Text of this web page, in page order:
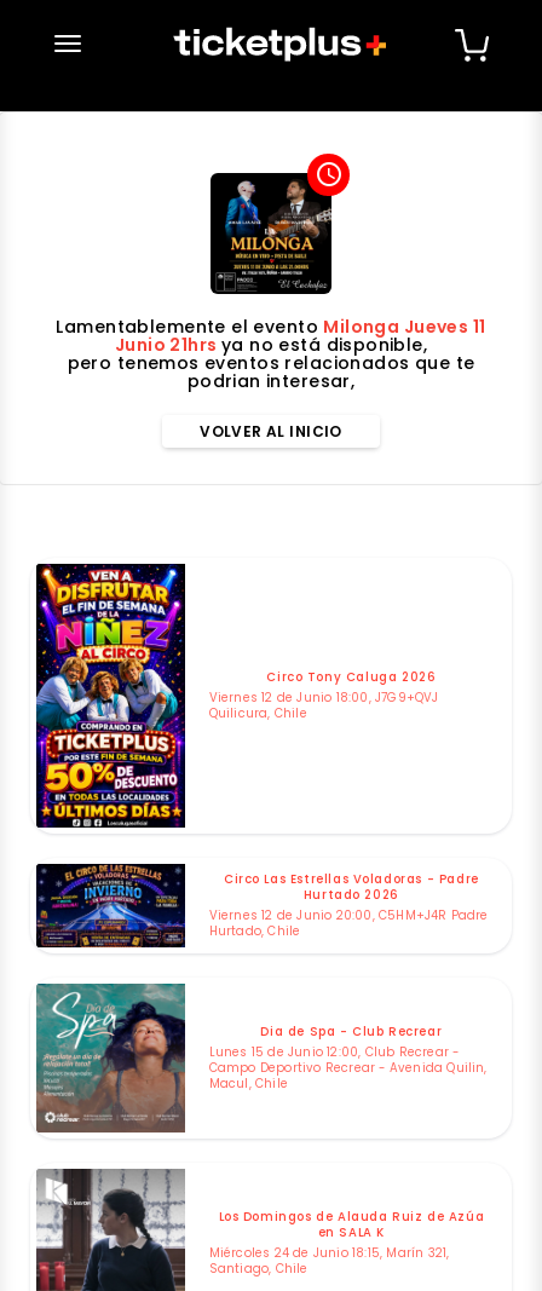
desplegar navegación
access_time
Lamentablemente el evento Milonga Jueves 11
Junio 21hrs ya no está disponible,
pero tenemos eventos relacionados que te
podrian interesar,
VOLVER AL INICIO
Circo Tony Caluga 2026
Viernes 12 de Junio 18:00, J7G9+QVJ
Quilicura, Chile
Circo Las Estrellas Voladoras - Padre
Hurtado 2026
Viernes 12 de Junio 20:00, C5HM+J4R Padre
Hurtado, Chile
Dia de Spa - Club Recrear
Lunes 15 de Junio 12:00, Club Recrear -
Campo Deportivo Recrear - Avenida Quilin,
Macul, Chile
Los Domingos de Alauda Ruiz de Azúa
en SALA K
Miércoles 24 de Junio 18:15, Marín 321,
Santiago, Chile